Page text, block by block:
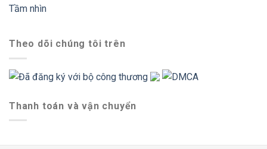
Tầm nhìn
Theo dõi chúng tôi trên
Thanh toán và vận chuyển